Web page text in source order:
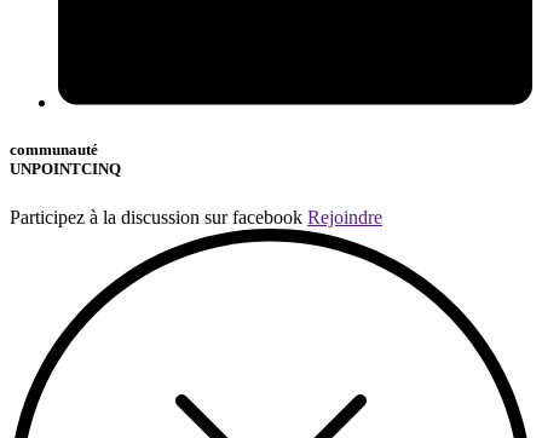
communauté
UNPOINTCINQ
Participez à la discussion sur facebook Rejoindre